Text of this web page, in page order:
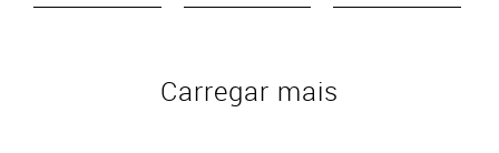
Carregar mais